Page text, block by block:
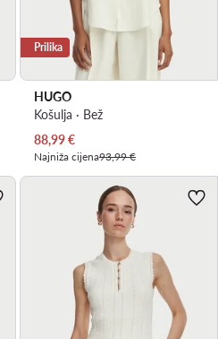
Prilika
HUGO
Košulja · Bež
Trenutna cijena
88,99€
Najniža cijena93,99 €